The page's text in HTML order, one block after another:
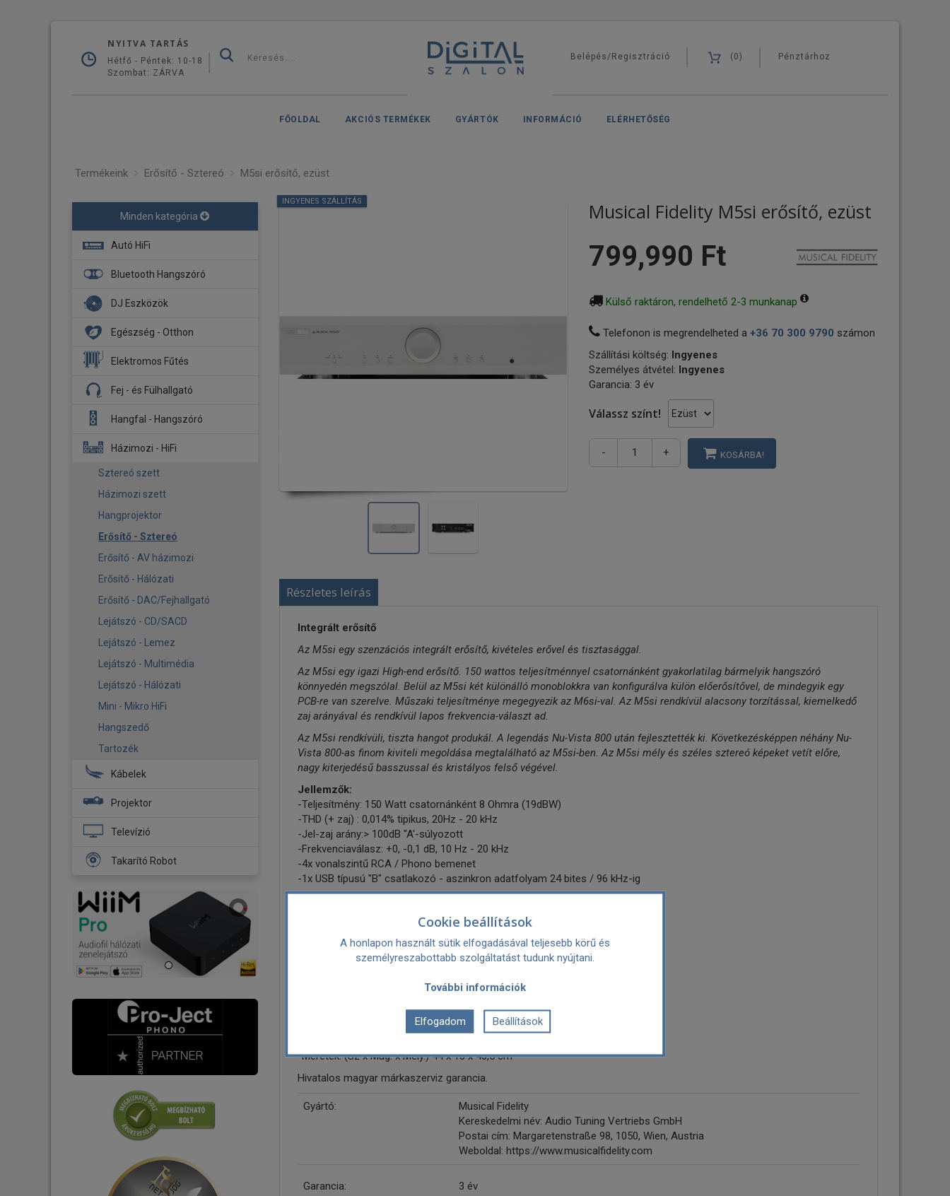
NYITVA TARTÁS
Hétfő - Péntek: 10-18
Szombat: ZÁRVA
Belépés/Regisztráció (0) Pénztárhoz
FŐOLDAL AKCIÓS TERMÉKEK GYÁRTÓK INFORMÁCIÓ ELÉRHETŐSÉG
Termékeink Erősítő - Sztereó M5si erősítő, ezüst
Minden kategória
Autó HiFi
Fejegység
Erősítő
Hangszóró
Mélysugárzó
Menetrögzítő kamerák
Kiegészítő - Tartozék
Bluetooth Hangszóró
DJ Eszközök
DJ Fejhallgató
DJ Lemezjátszó
Stúdió Monitor
Egészség - Otthon
Aroma diffúzor
Légmosó
Légtisztító
Okos otthon
Elektromos Fűtés
Fűtőpanel
Tartozék
Fej - és Fülhallgató
Fejhallgató
Tartozék
Hangfal - Hangszóró
Hangfal szettek
alátét
Házimozi - HiFi
Sztereó szett
Házimozi szett
Hangprojektor
Erősítő - Sztereó
Erősítő - AV házimozi
Erősítő - Hálózati
Erősítő - DAC/Fejhallgató
Lejátszó - CD/SACD
Lejátszó - Lemez
Lejátszó - Multimédia
Lejátszó - Hálózati
Mini - Mikro HiFi
Hangszedő
Tartozék
Kábelek
Hálózati töltő
HDMI kábel
Mélysugárzó kábel
RCA kábel
RCA - Jack kábel
Jack kábel
USB Audio kábel
XLR kábel
LAN kábel
Tápkábelek
Tápelosztók - Tápszűrők
Csatlakozó - Adapter
Projektor
Házimozi projektor
Televízió
Full HD Televízió
HD Ready Televízió
Falikonzol-Állvány
Tartozék
Takarító Robot
Combo - 2in1
Feltörlő robot
Tartozék
INGYENES SZÁLLÍTÁS Musical Fidelity M5si erősítő, ezüst
799,990 Ft
Külső raktáron, rendelhető 2-3 munkanap
Telefonon is megrendelheted a+36 70 300 9790 számon
Szállítási költség: Ingyenes
Személyes átvétel: Ingyenes
Garancia: 3 év
Válassz színt!
- + KOSÁRBA!
Részletes leírás
Integrált erősítő
Az M5si egy szenzációs integrált erősítő, kivételes erővel és tisztasággal.
Az M5si egy igazi High-end erősítő. 150 wattos teljesítménnyel csatornánként gyakorlatilag bármelyik hangszóró
könnyedén megszólal. Belül az M5si két különálló monoblokkra van konfigurálva külön előerősítővel, de mindegyik egy
PCB-re van szerelve. Műszaki teljesítménye megegyezik az M6si-val. Az M5si rendkívül alacsony torzítással, kiemelkedő
zaj arányával és rendkívül lapos frekvencia-választ ad.
Az M5si rendkívüli, tiszta hangot produkál. A legendás Nu-Vista 800 után fejlesztették ki. Következésképpen néhány Nu-
Vista 800-as finom kiviteli megoldása megtalálható az M5si-ben. Az M5si mély és széles sztereó képeket vetít előre,
nagy kiterjedésű basszussal és kristályos felső végével.
Jellemzők:
-Teljesítmény: 150 Watt csatornánként 8 Ohmra (19dBW)
-THD (+ zaj) : 0,014% tipikus, 20Hz - 20 kHz
-Jel-zaj arány:> 100dB "A'-súlyozott
-Frekvenciaválasz: +0, -0,1 dB, 10 Hz - 20 kHz
-4x vonalszintű RCA / Phono bemenet
-1x USB típusú "B" csatlakozó - aszinkron adatfolyam 24 bites / 96 kHz-ig
-Analóg audio bemenetek: 4 db
-Névleges teljesítmény: 150 Watt
-Teljes harmonikus torzítás: 0.01 %
-Méretek: (Sz x Mag. x Mély.) 44 x 10 x 40,5 cm
Hivatalos magyar márkaszerviz garancia.
Gyártó:
Musical Fidelity
Kereskedelmi név: Audio Tuning Vertriebs GmbH
Postai cím: Margaretenstraße 98, 1050, Wien, Austria
Weboldal: https://www.musicalfidelity.com
Garancia: 3 év
Cookie beállítások
A honlapon használt sütik elfogadásával teljesebb körű és
személyreszabottabb szolgáltatást tudunk nyújtani.
További információk
Elfogadom Beállítások